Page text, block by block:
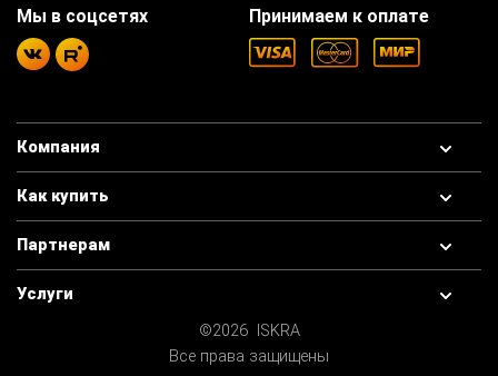
Компания
Как купить
Партнерам
Услуги
©2026 ISKRA
Все права защищены
Принимаем к оплате
Мы в соцсетях